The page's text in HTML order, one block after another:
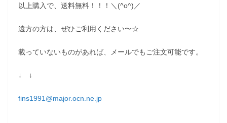
以上購入で、送料無料！！！＼(^o^)／
遠方の方は、ぜひご利用ください〜☆
載っていないものがあれば、メールでもご注文可能です。
↓ ↓
fins1991@major.ocn.ne.jp